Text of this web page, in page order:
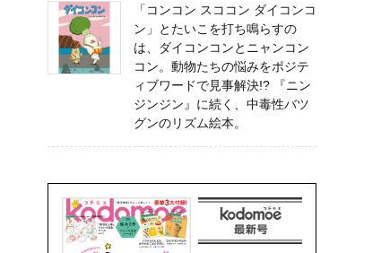
「コンコン スココン ダイコンコ
ン」とたいこを打ち鳴らすの
は、ダイコンコンとニャンコン
コン。動物たちの悩みをポジテ
ィブワードで見事解決!? 『ニン
ジンジン』に続く、中毒性バツ
グンのリズム絵本。